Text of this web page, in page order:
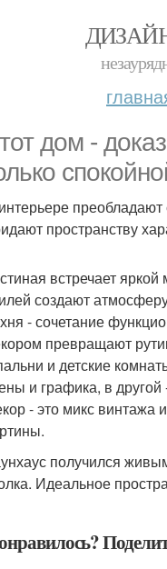
дом -
пространству
встречает
создают
- сочетание
превращают
и детские
и графика, в
- это микс винтажа
получился
Идеальное